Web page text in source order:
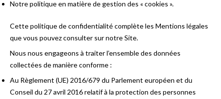
Notre politique en matière de gestion des « cookies ».
Cette politique de confidentialité complète les Mentions légales
que vous pouvez consulter sur notre Site.
Nous nous engageons à traiter l’ensemble des données
collectées de manière conforme :
Au Règlement (UE) 2016/679 du Parlement européen et du
Conseil du 27 avril 2016 relatif à la protection des personnes